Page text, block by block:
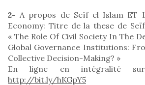
2- A propos de Seïf el Islam ET
Economy: Titre de la these de
« The Role Of Civil Society In The
Global Governance Institutions:
Collective Decision-Making? »
En ligne en intégralité
http://bit.ly/hKGpY5